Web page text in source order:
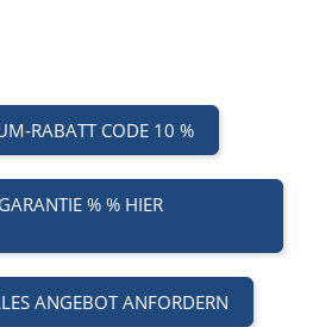
RABATT CODE 10 %
% % HIER
ANGEBOT ANFORDERN